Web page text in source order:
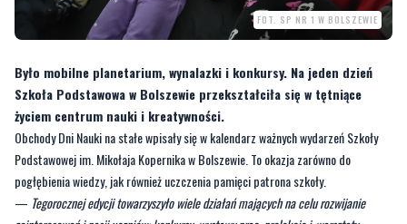
FOT. SP NR 1 W BOLSZEWIE
Było mobilne planetarium, wynalazki i konkursy. Na jeden dzień
Szkoła Podstawowa w Bolszewie przekształciła się w tętniące
życiem centrum nauki i kreatywności.
Obchody Dni Nauki na stałe wpisały się w kalendarz ważnych wydarzeń Szkoły
Podstawowej im. Mikołaja Kopernika w Bolszewie. To okazja zarówno do
pogłębienia wiedzy, jak również uczczenia pamięci patrona szkoły.
— Tegorocznej edycji towarzyszyło wiele działań mających na celu rozwijanie